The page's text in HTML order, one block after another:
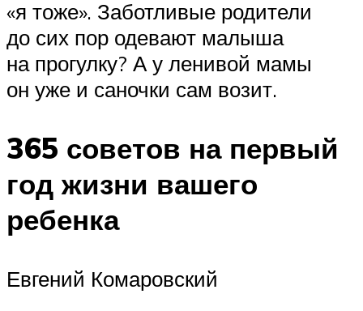
«я тоже». Заботливые родители
до сих пор одевают малыша
на прогулку? А у ленивой мамы
он уже и саночки сам возит.
365 советов на первый
год жизни вашего
ребенка
Евгений Комаровский